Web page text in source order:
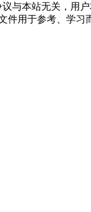
与本站无关，用
件用于参考、学